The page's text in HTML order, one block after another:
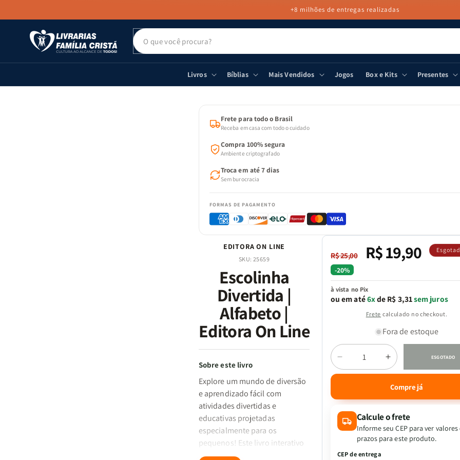
+8 milhões de entregas realizadas
Livros Bíblias Mais Vendidos Jogos Box e Kits Presentes
INFORMAÇÕES
Frete para todo o Brasil
Receba em casa com todo o cuidado
Compra 100% segura
Ambiente criptografado
Troca em até 7 dias
Sem burocracia
FORMAS DE PAGAMENTO
EDITORA ON LINE
SKU:
25659
Escolinha
Divertida |
Alfabeto |
Editora On Line
Sobre este livro
Explore um mundo de diversão
e aprendizado fácil com
atividades divertidas e
educativas projetadas
especialmente para os
pequenos! Este livro interativo
é a ferramenta perfeita para que
Preço
normal
R$ 25,00
Preço
promocional
R$ 19,90
-20%
à vista no Pix
ou em até6xde R$ 3,31sem juros
Frete calculado no checkout.
Fora de estoque
Quantidade
Diminuir
a
Escolinha
Divertida
Alfabeto
Aumentar
a
quantidade
de
Escolinha
Divertida
|
Alfabeto
ESGOTADO
Compre já
Calcule o frete
Informe seu CEP para ver valores
prazos para este produto.
CEP de entrega